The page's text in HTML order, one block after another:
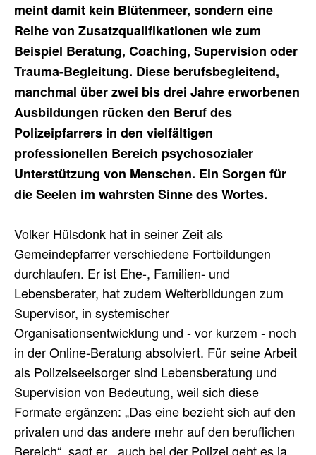
meint damit kein Blütenmeer, sondern eine
Reihe von Zusatzqualifikationen wie zum
Beispiel Beratung, Coaching, Supervision oder
Trauma-Begleitung. Diese berufsbegleitend,
manchmal über zwei bis drei Jahre erworbenen
Ausbildungen rücken den Beruf des
Polizeipfarrers in den vielfältigen
professionellen Bereich psychosozialer
Unterstützung von Menschen. Ein Sorgen für
die Seelen im wahrsten Sinne des Wortes.
Volker Hülsdonk hat in seiner Zeit als
Gemeindepfarrer verschiedene Fortbildungen
durchlaufen. Er ist Ehe-, Familien- und
Lebensberater, hat zudem Weiterbildungen zum
Supervisor, in systemischer
Organisationsentwicklung und - vor kurzem - noch
in der Online-Beratung absolviert. Für seine Arbeit
als Polizeiseelsorger sind Lebensberatung und
Supervision von Bedeutung, weil sich diese
Formate ergänzen: „Das eine bezieht sich auf den
privaten und das andere mehr auf den beruflichen
Bereich“, sagt er, „auch bei der Polizei geht es ja